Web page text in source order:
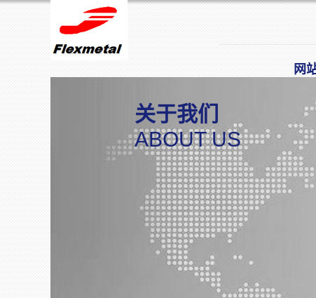
网
关于我们
ABOUT US